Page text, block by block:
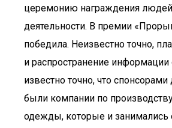
церемонию награждения
деятельности. В премии
победила. Неизвестно точно,
и распространение информации
известно точно, что
были компании по
одежды, которые и занимались